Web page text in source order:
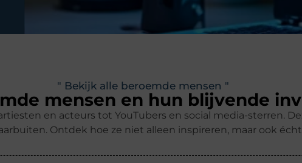
" Bekijk alle beroemde mensen "
mensen en hun blijvende
en acteurs tot YouTubers en social media-sterren.
Ontdek hoe ze niet alleen inspireren, maar ook